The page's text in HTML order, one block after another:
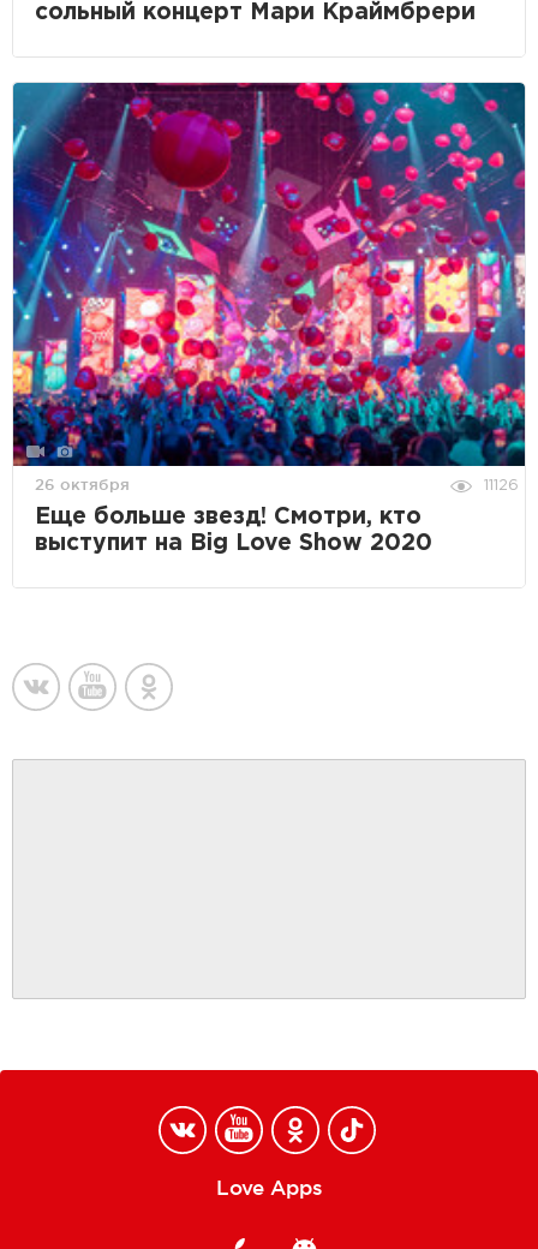
сольный концерт Мари Краймбрери
26 октября 11126
Еще больше звезд! Смотри, кто
выступит на Big Love Show 2020
Love Apps